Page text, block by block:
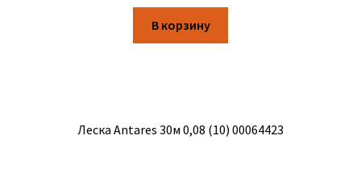
В корзину
Леска Antares 30м 0,08 (10) 00064423